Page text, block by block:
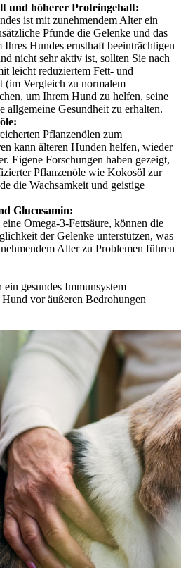
und höherer Proteingehalt:
ist mit zunehmendem Alter ein
Pfunde die Gelenke und das
Hundes ernsthaft beeinträchtigen
nicht sehr aktiv ist, sollten Sie nach
leicht reduziertem Fett- und
(im Vergleich zu normalem
um Ihrem Hund zu helfen, seine
allgemeine Gesundheit zu erhalten.
Pflanzenölen zum
kann älteren Hunden helfen, wieder
Eigene Forschungen haben gezeigt,
Pflanzenöle wie Kokosöl zur
die Wachsamkeit und geistige
Glucosamin:
Omega-3-Fettsäure, können die
der Gelenke unterstützen, was
Alter zu Problemen führen
gesundes Immunsystem
vor äußeren Bedrohungen